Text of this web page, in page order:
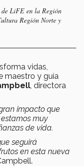
LiFE en la Región
Región Norte y
vidas,
maestro y guía
, directora
impacto que
estamos muy
de vida.
seguirá
en esta nueva